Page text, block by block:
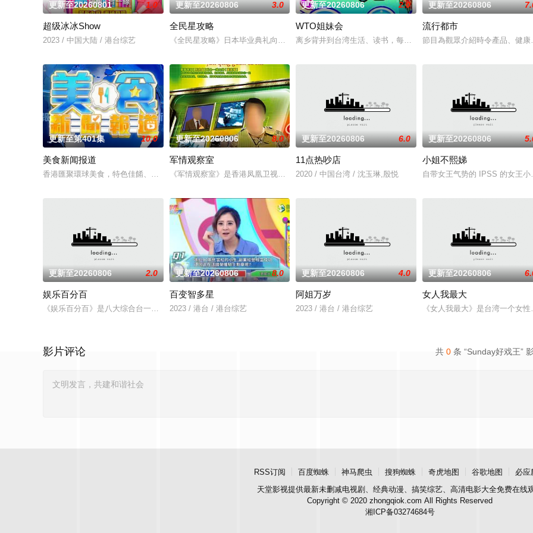
更新至20260801 1.0
超级冰冰Show
2023 / 中国大陆 / 港台综艺
更新至20260806 3.0
全民星攻略
《全民星攻略》日本毕业典礼向学长要制服的第二颗钮釦代表著什麽意思呢？喜欢金庸小说的人必须要来挑
更新至20260806 2.0
WTO姐妹会
离乡背井到台湾生活、读书，每个台湾新住民难免会因为文化差异、
更新至20260806
流行都市
節目為觀眾介紹時令產品、健
更新至第401集 10.0
美食新闻报道
香港匯聚環球美食，特色佳餚、貼地料理受到識飲識食之人的密切關注！黃婉曼、蔡雪瑩、倪嘉雯、黃嘉雯、廖慧儀、
更新至20260806 8.0
军情观察室
《军情观察室》是香港凤凰卫视推出的一档军事强档节目，主要是分析当今世界的最新军情动态，经典战例
更新至20260806 6.0
11点热吵店
2020 / 中国台湾 / 沈玉琳,殷悦
更新至20260806
小姐不熙娣
自带女王气势的 IPSS 的女王
更新至20260806 2.0
娱乐百分百
《娱乐百分百》是八大综合台一档娱乐新闻节目，每天报道最新的娱乐新闻，节目还会请嘉宾现场访谈！节目贴近年轻
更新至20260806 8.0
百变智多星
2023 / 港台 / 港台综艺
更新至20260806 4.0
阿姐万岁
2023 / 港台 / 港台综艺
更新至20260806
女人我最大
《女人我最大》是台湾一个女
共 0 条 “Sunday好戏王”
影片评论
RSS订阅 百度蜘蛛 神马爬虫 搜狗蜘蛛 奇虎地图 谷歌地图
必应
天堂影视提供最新未删减电视剧、经典动漫、搞笑综艺、高清电影大全免费在线
Copyright © 2020 zhongqiok.com All Rights Reserved
湘ICP备03274684号